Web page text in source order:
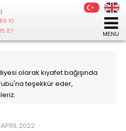
10
87
olarak kıyafet bağışında
teşekkür eder,
2022